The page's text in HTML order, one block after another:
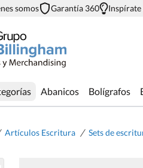
somos Garantía 360
Abanicos Bolígrafos
Artículos Escritura / Sets de